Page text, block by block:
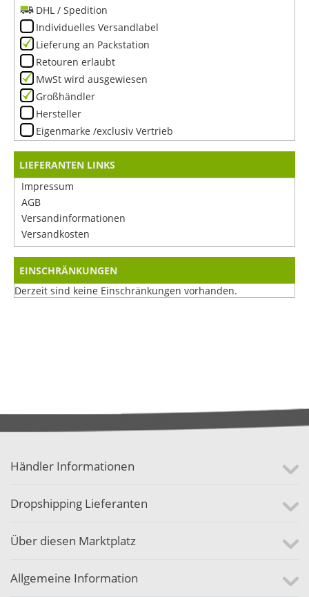
DHL / Spedition
Individuelles Versandlabel
Lieferung an Packstation
Retouren erlaubt
MwSt wird ausgewiesen
Großhändler
Hersteller
Eigenmarke /exclusiv Vertrieb
LIEFERANTEN LINKS
Impressum
AGB
Versandinformationen
Versandkosten
EINSCHRÄNKUNGEN
Derzeit sind keine Einschränkungen vorhanden.
Händler Informationen
Dropshipping Lieferanten
Über diesen Marktplatz
Allgemeine Information